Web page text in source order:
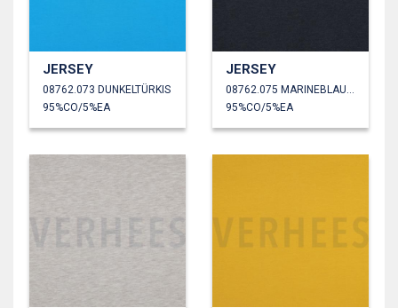
JERSEY
08762.073 DUNKELTÜRKIS
95%CO/5%EA
JERSEY
95%CO/5%EA